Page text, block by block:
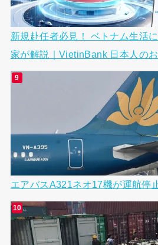
新規赴任者必見！ ベトナム生活
家が解説｜VietinBank 日本人のお
エアバスA321ネオ17機が運航停